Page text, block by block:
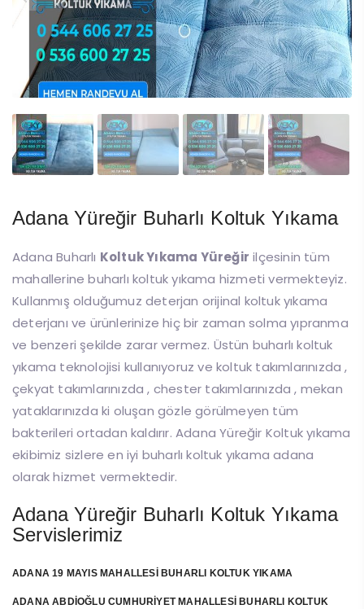
Adana Yüreğir Buharlı Koltuk Yıkama
Adana Buharlı Koltuk Yıkama Yüreğir ilçesinin tüm
mahallerine buharlı koltuk yıkama hizmeti vermekteyiz.
Kullanmış olduğumuz deterjan orijinal koltuk yıkama
deterjanı ve ürünlerinize hiç bir zaman solma yıpranma
ve benzeri şekilde zarar vermez. Üstün buharlı koltuk
yıkama teknolojisi kullanıyoruz ve koltuk takımlarınızda ,
çekyat takımlarınızda , chester takımlarınızda , mekan
yataklarınızda ki oluşan gözle görülmeyen tüm
bakterileri ortadan kaldırır. Adana Yüreğir Koltuk yıkama
ekibimiz sizlere en iyi buharlı koltuk yıkama adana
olarak hizmet vermektedir.
Adana Yüreğir Buharlı Koltuk Yıkama
Servislerimiz
ADANA 19 MAYIS MAHALLESİ BUHARLI KOLTUK YIKAMA
ADANA ABDİOĞLU CUMHURİYET MAHALLESİ BUHARLI KOLTUK